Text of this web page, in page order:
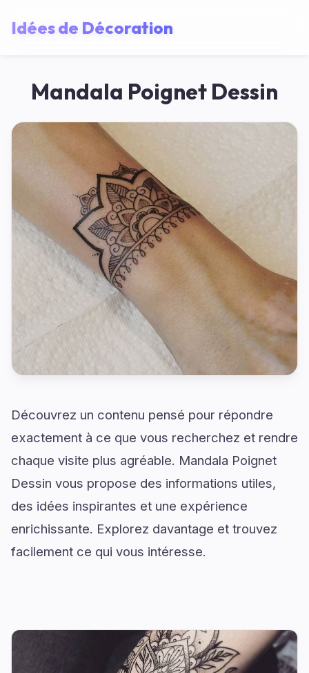
Idées de Décoration
Mandala Poignet Dessin
Découvrez un contenu pensé pour répondre
exactement à ce que vous recherchez et rendre
chaque visite plus agréable. Mandala Poignet
Dessin vous propose des informations utiles,
des idées inspirantes et une expérience
enrichissante. Explorez davantage et trouvez
facilement ce qui vous intéresse.